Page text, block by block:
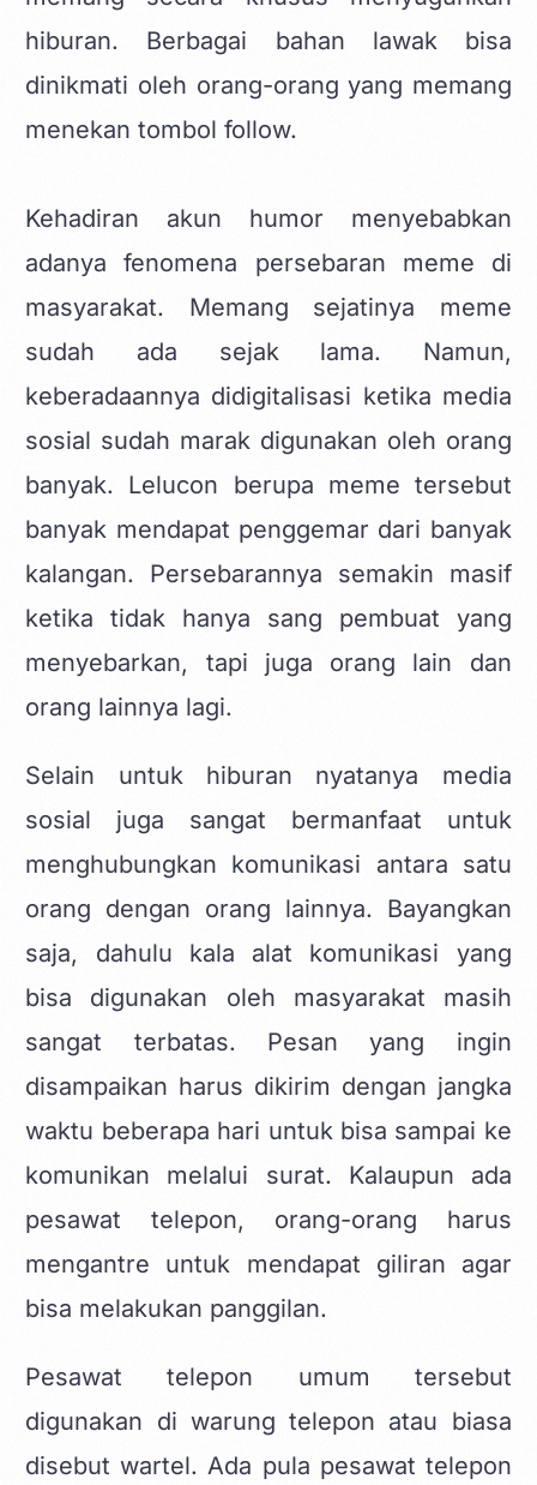
hiburan. Berbagai bahan lawak bisa
dinikmati oleh orang-orang yang memang
menekan tombol follow.
Kehadiran akun humor menyebabkan
adanya fenomena persebaran meme di
masyarakat. Memang sejatinya meme
sudah ada sejak lama. Namun,
keberadaannya didigitalisasi ketika media
sosial sudah marak digunakan oleh orang
banyak. Lelucon berupa meme tersebut
banyak mendapat penggemar dari banyak
kalangan. Persebarannya semakin masif
ketika tidak hanya sang pembuat yang
menyebarkan, tapi juga orang lain dan
orang lainnya lagi.
Selain untuk hiburan nyatanya media
sosial juga sangat bermanfaat untuk
menghubungkan komunikasi antara satu
orang dengan orang lainnya. Bayangkan
saja, dahulu kala alat komunikasi yang
bisa digunakan oleh masyarakat masih
sangat terbatas. Pesan yang ingin
disampaikan harus dikirim dengan jangka
waktu beberapa hari untuk bisa sampai ke
komunikan melalui surat. Kalaupun ada
pesawat telepon, orang-orang harus
mengantre untuk mendapat giliran agar
bisa melakukan panggilan.
Pesawat telepon umum tersebut
digunakan di warung telepon atau biasa
disebut wartel. Ada pula pesawat telepon